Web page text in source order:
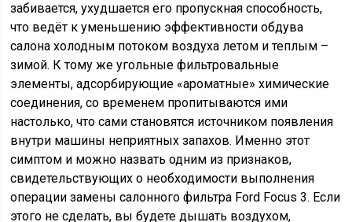
забивается, ухудшается его пропускная способность,
что ведёт к уменьшению эффективности обдува
салона холодным потоком воздуха летом и теплым –
зимой. К тому же угольные фильтровальные
элементы, адсорбирующие «ароматные» химические
соединения, со временем пропитываются ими
настолько, что сами становятся источником появления
внутри машины неприятных запахов. Именно этот
симптом и можно назвать одним из признаков,
свидетельствующих о необходимости выполнения
операции замены салонного фильтра Ford Focus 3. Если
этого не сделать, вы будете дышать воздухом,